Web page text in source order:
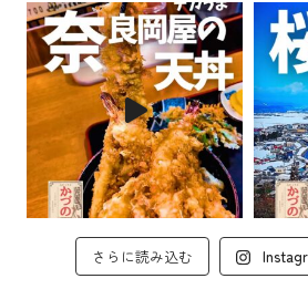
さらに読み込む